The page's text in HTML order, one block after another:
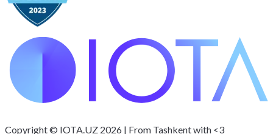
Copyright © IOTA.UZ 2026 | From Tashkent with <3